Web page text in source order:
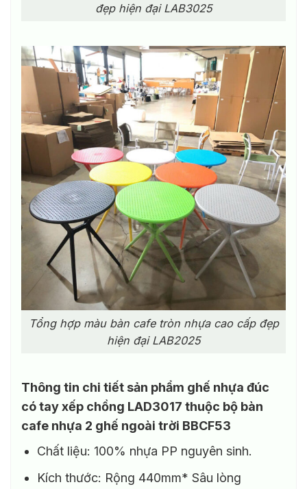
đẹp hiện đại LAB3025
Tổng hợp màu bàn cafe tròn nhựa cao cấp đẹp
hiện đại LAB2025
Thông tin chi tiết sản phẩm ghế nhựa đúc
có tay xếp chồng LAD3017 thuộc bộ bàn
cafe nhựa 2 ghế ngoài trời BBCF53
Chất liệu: 100% nhựa PP nguyên sinh.
Kích thước: Rộng 440mm* Sâu lòng